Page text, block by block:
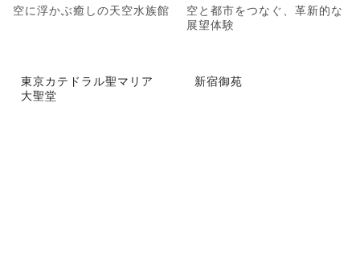
空に浮かぶ癒しの天空水族館
空と都市をつなぐ、革新的な
展望体験
東京カテドラル聖マリア
大聖堂
新宿御苑